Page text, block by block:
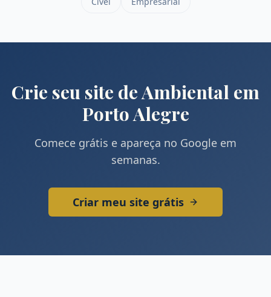
Crie seu site deAmbiental em
Porto Alegre
Comece grátis e apareça no Google em
semanas.
Criar meu site grátis